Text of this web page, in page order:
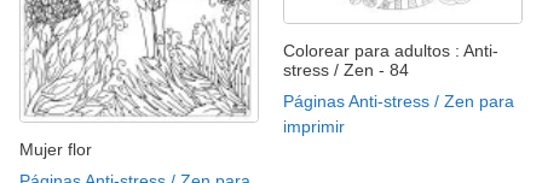
Mujer flor
Colorear para adultos : Anti-
stress / Zen - 84
Páginas Anti-stress / Zen para
imprimir